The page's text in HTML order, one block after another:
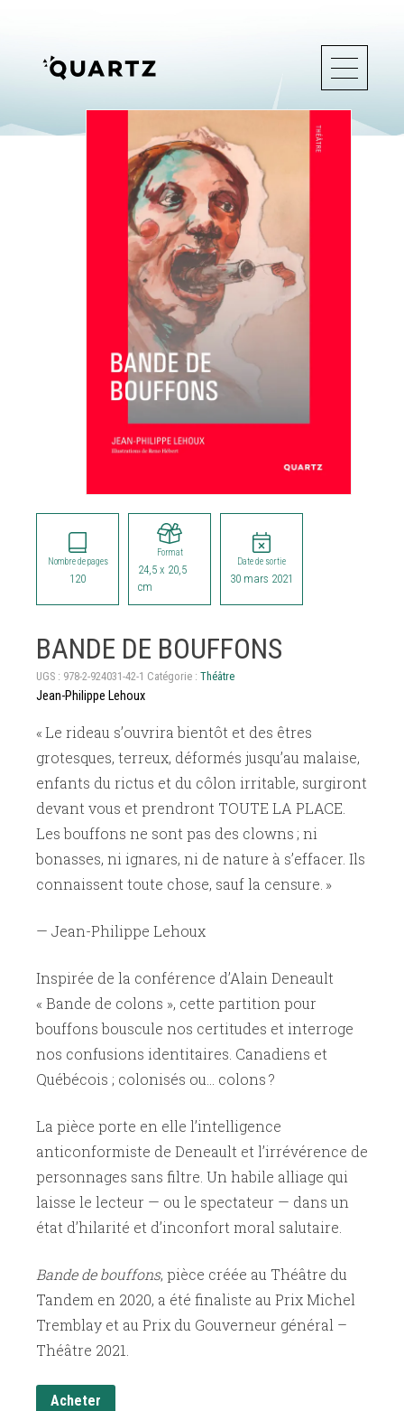
Nombre de pages
120
Format
24,5 x 20,5
cm
Date de sortie
30 mars 2021
BANDE DE BOUFFONS
UGS : 978-2-924031-42-1 Catégorie : Théâtre
Jean-Philippe Lehoux
« Le rideau s’ouvrira bientôt et des êtres
grotesques, terreux, déformés jusqu’au malaise,
enfants du rictus et du côlon irritable, surgiront
devant vous et prendront TOUTE LA PLACE.
Les bouffons ne sont pas des clowns ; ni
bonasses, ni ignares, ni de nature à s’effacer. Ils
connaissent toute chose, sauf la censure. »
­— Jean-Philippe Lehoux
Inspirée de la conférence d’Alain Deneault
« Bande de colons », cette partition pour
bouffons bouscule nos certitudes et interroge
nos confusions identitaires. Canadiens et
Québécois ; colonisés ou… colons ?
La pièce porte en elle l’intelligence
anticonformiste de Deneault et l’irrévérence de
personnages sans filtre. Un habile alliage qui
laisse le lecteur — ou le spectateur — dans un
état d’hilarité et d’inconfort moral salutaire.
Bande de bouffons, pièce créée au Théâtre du
Tandem en 2020, a été finaliste au Prix Michel
Tremblay et au Prix du Gouverneur général –
Théâtre 2021.
Acheter